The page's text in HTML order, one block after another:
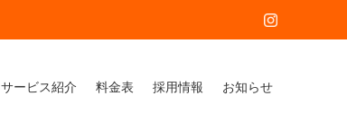
サービス紹介 料金表 採用情報 お知らせ